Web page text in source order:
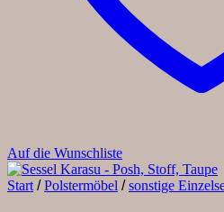
Auf die Wunschliste
Start / Polstermöbel / sonstige